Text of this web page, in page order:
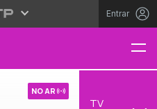
Entrar
NO AR
TV